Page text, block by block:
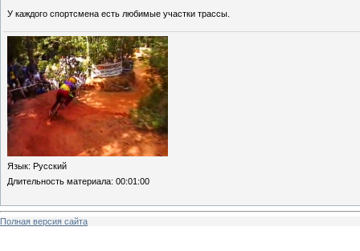
У каждого спортсмена есть любимые участки трассы.
Язык: Русский
Длительность материала: 00:01:00
Полная версия сайта